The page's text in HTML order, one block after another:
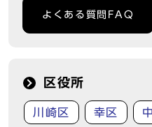
よくある質問FAQ
区役所
川崎区 幸区